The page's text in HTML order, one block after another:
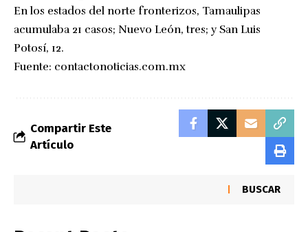
En los estados del norte fronterizos, Tamaulipas
acumulaba 21 casos; Nuevo León, tres; y San Luis
Potosí, 12.
Fuente: contactonoticias.com.mx
Compartir Este
Artículo
BUSCAR